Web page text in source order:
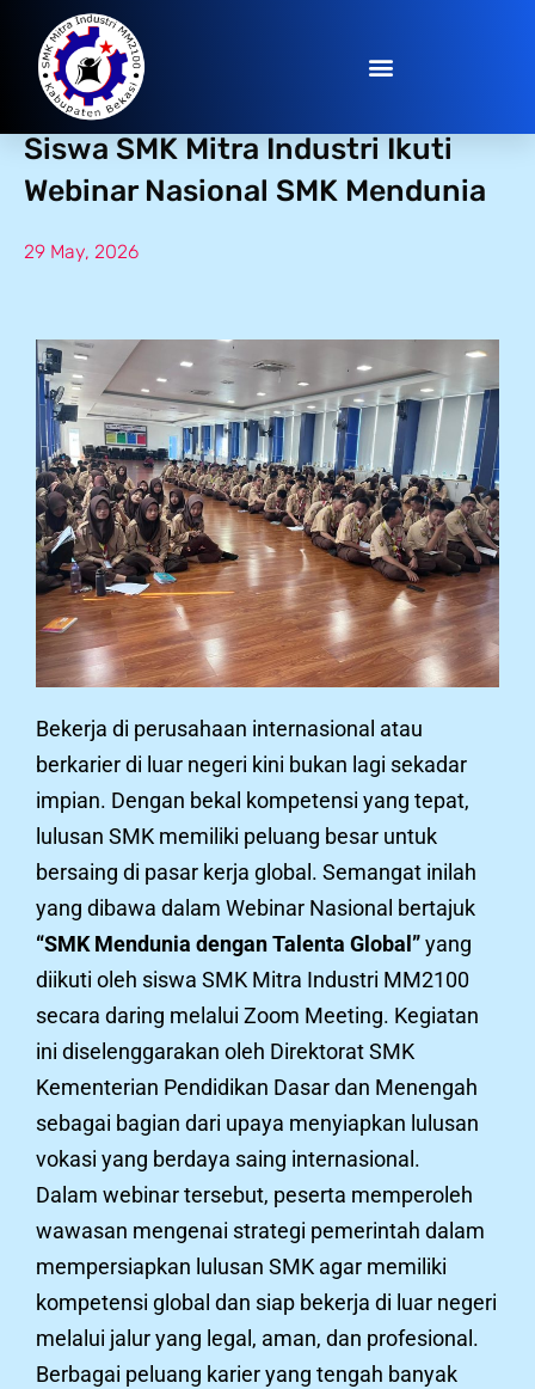
Membuka Gerbang Karier Dunia,
Siswa SMK Mitra Industri Ikuti
Webinar Nasional SMK Mendunia
29 May, 2026
Bekerja di perusahaan internasional atau
berkarier di luar negeri kini bukan lagi sekadar
impian. Dengan bekal kompetensi yang tepat,
lulusan SMK memiliki peluang besar untuk
bersaing di pasar kerja global. Semangat inilah
yang dibawa dalam Webinar Nasional bertajuk
“SMK Mendunia dengan Talenta Global”yang
diikuti oleh siswa SMK Mitra Industri MM2100
secara daring melalui Zoom Meeting. Kegiatan
ini diselenggarakan oleh Direktorat SMK
Kementerian Pendidikan Dasar dan Menengah
sebagai bagian dari upaya menyiapkan lulusan
vokasi yang berdaya saing internasional.
Dalam webinar tersebut, peserta memperoleh
wawasan mengenai strategi pemerintah dalam
mempersiapkan lulusan SMK agar memiliki
kompetensi global dan siap bekerja di luar negeri
melalui jalur yang legal, aman, dan profesional.
Berbagai peluang karier yang tengah banyak